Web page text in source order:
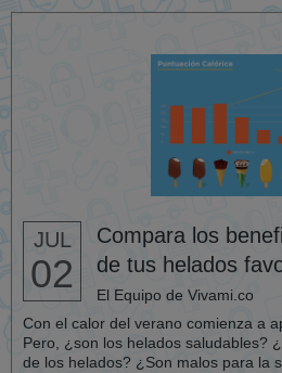
JUL
02
Compara los
de tus helados
El Equipo de Vivami.co
Con el calor del verano comienza a
Pero, ¿son los helados saludables?
de los helados? ¿Son malos para la